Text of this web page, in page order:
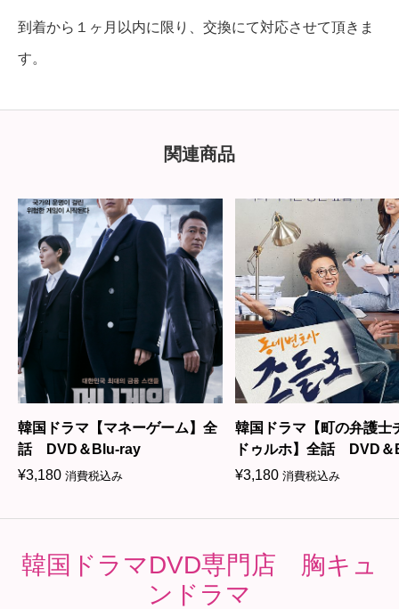
到着から１ヶ月以内に限り、交換にて対応させて頂きま
す。
関連商品
韓国ドラマ【マネーゲーム】全
話 DVD＆Blu-ray
¥3,180 消費税込み
韓国ドラマ【町の弁護士
ドゥルホ】全話 DVD＆
ray
¥3,180 消費税込み
韓国ドラマDVD専門店 胸キュ
ンドラマ